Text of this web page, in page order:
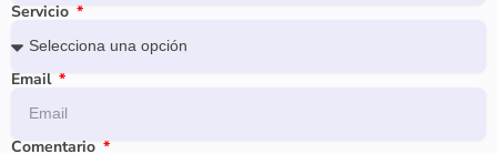
Servicio
Email
Comentario